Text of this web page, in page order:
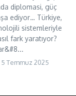
diplomasi, güç
ediyor… Türkiye,
sistemleriyle
fark yaratıyor?
5 Temmuz 2025